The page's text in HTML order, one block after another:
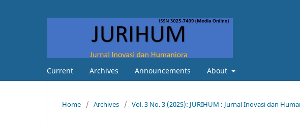
Current Archives Announcements About
Home / Archives / Vol. 3 No. 3 (2025): JURIHUM : Jurnal Inovasi dan